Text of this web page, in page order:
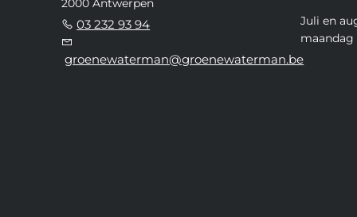
2000 Antwerpen
03 232 93 94
groenewaterman@groenewaterman.be
Juli en